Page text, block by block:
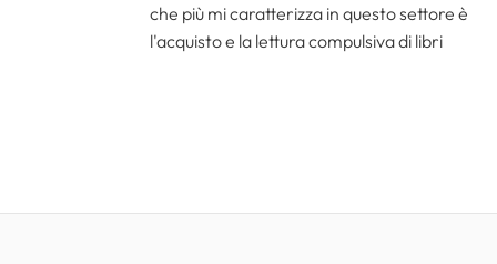
che più mi caratterizza in questo settore è
l'acquisto e la lettura compulsiva di libri